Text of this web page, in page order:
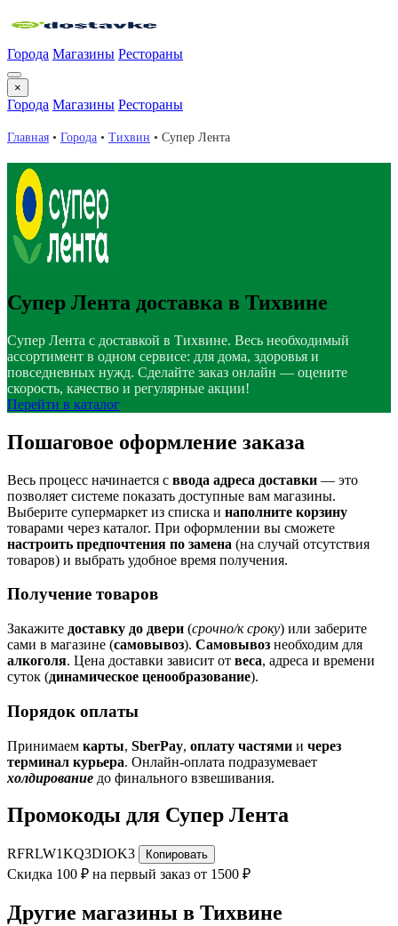
Города Магазины Рестораны
×
Города Магазины Рестораны
Главная • Города • Тихвин • Супер Лента
Супер Лента доставка в Тихвине
Супер Лента с доставкой в Тихвине. Весь необходимый
ассортимент в одном сервисе: для дома, здоровья и
повседневных нужд. Сделайте заказ онлайн — оцените
скорость, качество и регулярные акции!
Перейти в каталог
Пошаговое оформление заказа
Весь процесс начинается с ввода адреса доставки — это
позволяет системе показать доступные вам магазины.
Выберите супермаркет из списка и наполните корзину
товарами через каталог. При оформлении вы сможете
настроить предпочтения по замена (на случай отсутствия
товаров) и выбрать удобное время получения.
Получение товаров
Закажите доставку до двери (срочно/к сроку) или заберите
сами в магазине (самовывоз). Самовывоз необходим для
алкоголя. Цена доставки зависит от веса, адреса и времени
суток (динамическое ценообразование).
Порядок оплаты
Принимаем карты, SberPay, оплату частями и через
терминал курьера. Онлайн-оплата подразумевает
холдирование до финального взвешивания.
Промокоды для Супер Лента
RFRLW1KQ3DIOK3 Копировать
Скидка 100 ₽ на первый заказ от 1500 ₽
Другие магазины в Тихвине